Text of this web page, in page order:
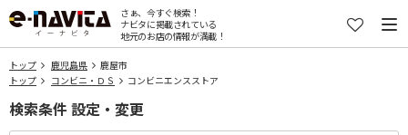
さぁ、今すぐ検索！
ナビタに掲載されている
地元のお店の情報が満載！
トップ 鹿児島県
鹿屋市
トップ
コンビニ・ＤＳ コンビニエンスストア
検索条件 設定・変更